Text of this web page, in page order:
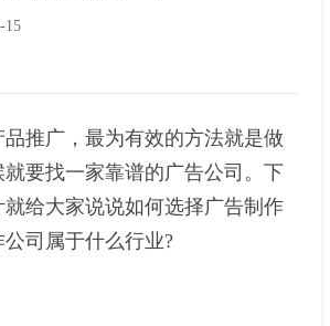
15
推广，最为有效的方法就是做
就要找一家靠谱的广告公司。下
给大家说说如何选择广告制作
司属于什么行业?